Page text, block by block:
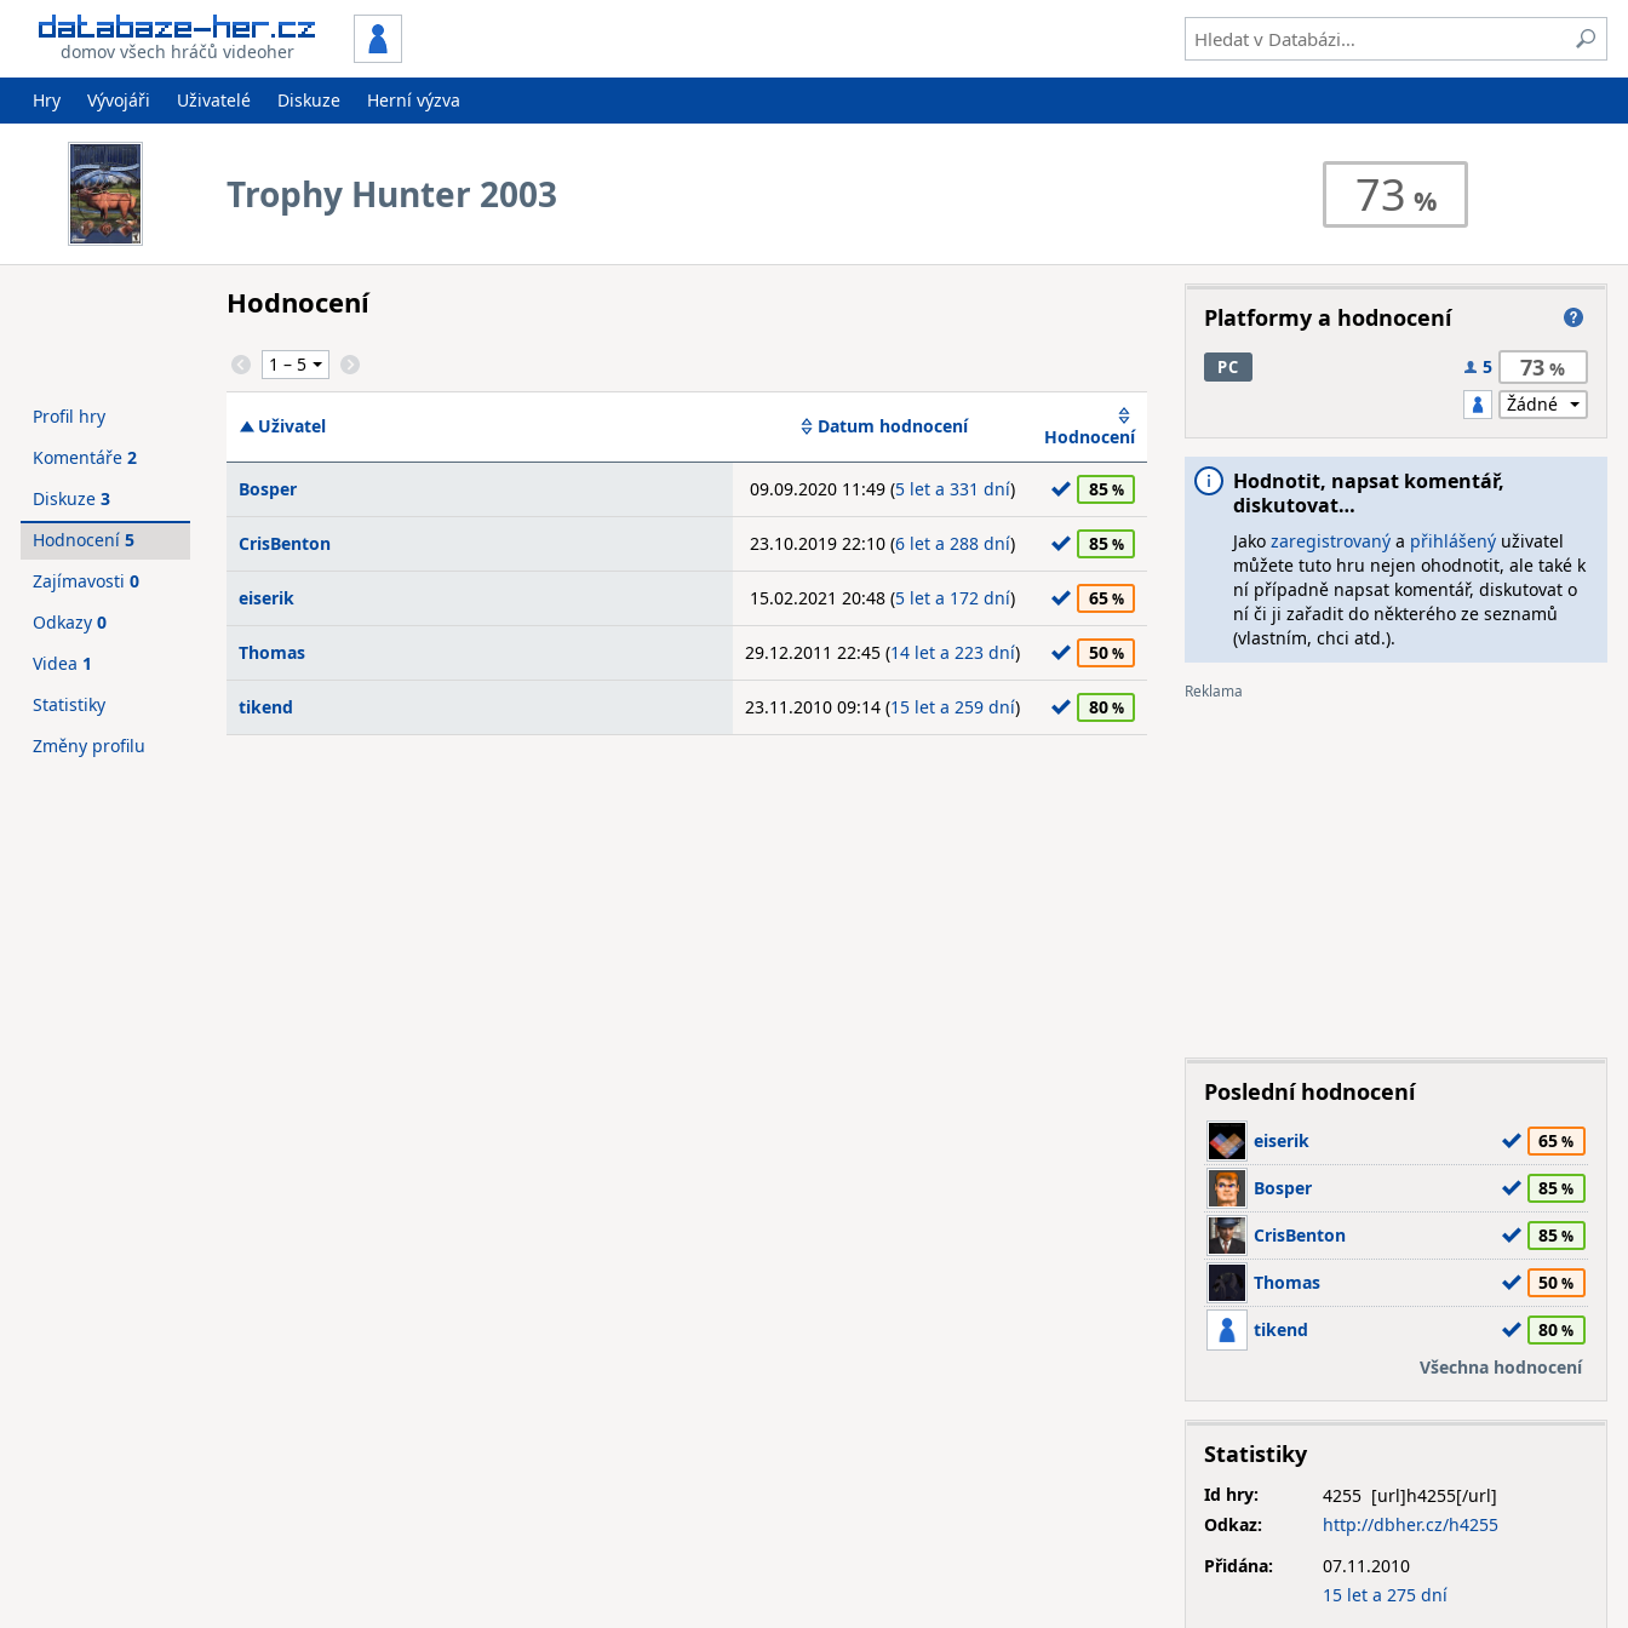
domov všech hráčů videoher
Hry Vývojáři Uživatelé Diskuze Herní výzva
Trophy Hunter 2003 73
Hodnocení
Uživatel Datum hodnocení Hodnocení
Bosper 09.09.2020 11:49 (5 let a 331 dní) 85
CrisBenton 23.10.2019 22:10 (6 let a 288 dní) 85
eiserik 15.02.2021 20:48 (5 let a 172 dní) 65
Thomas 29.12.2011 22:45 (14 let a 223 dní) 50
tikend 23.11.2010 09:14 (15 let a 259 dní) 80
Profil hry
Komentáře 2
Diskuze 3
Hodnocení 5
Zajímavosti 0
Odkazy 0
Videa 1
Statistiky
Změny profilu
Platformy a hodnocení
PC 5 73
Hodnotit, napsat komentář,
diskutovat…
Jako zaregistrovanýa přihlášenýuživatel
můžete tuto hru nejen ohodnotit, ale také k
ní případně napsat komentář, diskutovat o
ní či ji zařadit do některého ze seznamů
(vlastním, chci atd.).
Poslední hodnocení
eiserik 65
Bosper 85
CrisBenton 85
Thomas 50
tikend
80
Všechna hodnocení
Statistiky
Id hry:
4255
Odkaz:
http://dbher.cz/h4255
Přidána:
07.11.2010
15 let a 275 dní